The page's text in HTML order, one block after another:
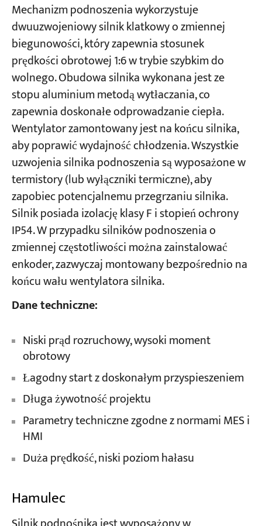
Mechanizm podnoszenia wykorzystuje
dwuuzwojeniowy silnik klatkowy o zmiennej
biegunowości, który zapewnia stosunek
prędkości obrotowej 1:6 w trybie szybkim do
wolnego. Obudowa silnika wykonana jest ze
stopu aluminium metodą wytłaczania, co
zapewnia doskonałe odprowadzanie ciepła.
Wentylator zamontowany jest na końcu silnika,
aby poprawić wydajność chłodzenia. Wszystkie
uzwojenia silnika podnoszenia są wyposażone w
termistory (lub wyłączniki termiczne), aby
zapobiec potencjalnemu przegrzaniu silnika.
Silnik posiada izolację klasy F i stopień ochrony
IP54. W przypadku silników podnoszenia o
zmiennej częstotliwości można zainstalować
enkoder, zazwyczaj montowany bezpośrednio na
końcu wału wentylatora silnika.
Dane techniczne:
Niski prąd rozruchowy, wysoki moment
obrotowy
Łagodny start z doskonałym przyspieszeniem
Długa żywotność projektu
Parametry techniczne zgodne z normami MES i
HMI
Duża prędkość, niski poziom hałasu
Hamulec